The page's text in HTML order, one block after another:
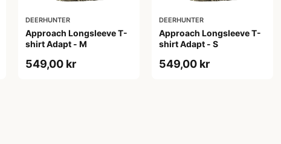
DEERHUNTER
Approach Longsleeve T-
shirt Adapt - M
549,00 kr
DEERHUNTER
Approach Longsleeve T-
shirt Adapt - S
549,00 kr